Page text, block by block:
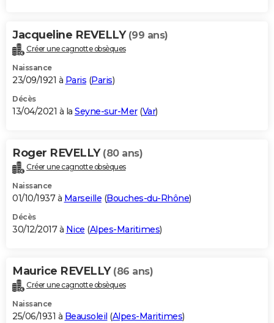
Jacqueline REVELLY (99 ans)
Créer une cagnotte obsèques
Naissance
23/09/1921 à Paris (Paris)
Décès
13/04/2021 à la Seyne-sur-Mer(Var)
Roger REVELLY (80 ans)
Créer une cagnotte obsèques
Naissance
01/10/1937 à Marseille (Bouches-du-Rhône)
Décès
30/12/2017 à Nice (Alpes-Maritimes)
Maurice REVELLY (86 ans)
Créer une cagnotte obsèques
Naissance
25/06/1931 à Beausoleil (Alpes-Maritimes)